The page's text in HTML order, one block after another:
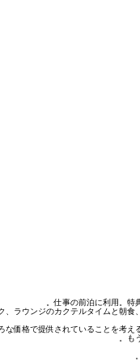
仕事の前泊に利用。特
ラウンジのカクテルタイムと朝食
格で提供されていることを考え
も